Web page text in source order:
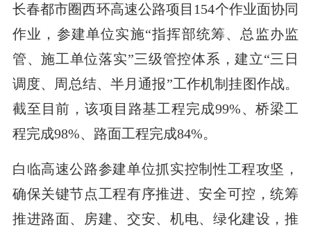
长春都市圈西环高速公路项目154个作业面协同
作业，参建单位实施“指挥部统筹、总监办监
管、施工单位落实”三级管控体系，建立“三日
调度、周总结、半月通报”工作机制挂图作战。
截至目前，该项目路基工程完成99%、桥梁工
程完成98%、路面工程完成84%。
白临高速公路参建单位抓实控制性工程攻坚，
确保关键节点工程有序推进、安全可控，统筹
推进路面、房建、交安、机电、绿化建设，推